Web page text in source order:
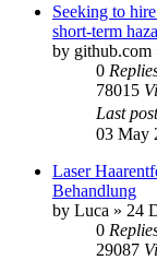
Seeking to
short-term
by github.com
0
78015
Last
03 May
Laser
Behandlung
by Luca » 24
0
29087